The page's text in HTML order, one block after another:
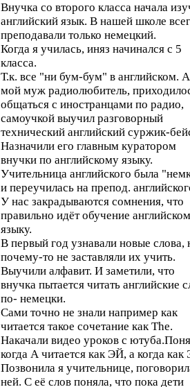
Внучка со второго класса начала
английский язык. В нашей школе
преподавали только немецкий.
Когда я училась, иняз начинался с 5
класса.
Т.к. все "ни бум-бум" в английском. А
мой муж радиолюбитель,
общаться с иностранцами по радио,
самоучкой выучил разговорный
технический английский суржик-
Назначили его главным куратором
внучки по английскому языку.
Учительница английского была
и переучилась на препод.
У нас закрадываются сомнения, что
правильно идёт обучение
языку.
В первый год узнавали новые слова,
почему-то не заставляли их учить.
Выучили алфавит. И заметили, что
внучка пытается читать английские
по- немецки.
Сами точно не знали например как
читается такое сочетание как The.
Накачали видео уроков с
когда А читается как ЭЙ, а когда как
Позвонила я учительнице,
ней. С её слов поняла, что пока дети